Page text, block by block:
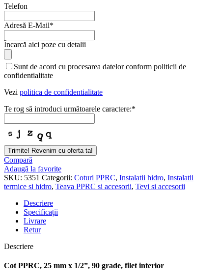
Your
Telefon
Adresă E-Mail*
Încarcă aici poze cu detalii
Sunt de acord cu procesarea datelor conform politicii de
confidentialitate
Vezi politica de confidentialitate
Te rog să introduci următoarele caractere:*
Trimite! Revenim cu oferta ta!
Compară
Adaugă la favorite
SKU: 5351 Categorii: Coturi PPRC, Instalatii hidro, Instalatii
termice si hidro, Teava PPRC si accesorii, Tevi si accesorii
Descriere
Specificații
Livrare
Retur
Descriere
Cot PPRC, 25 mm x 1/2”, 90 grade, filet interior